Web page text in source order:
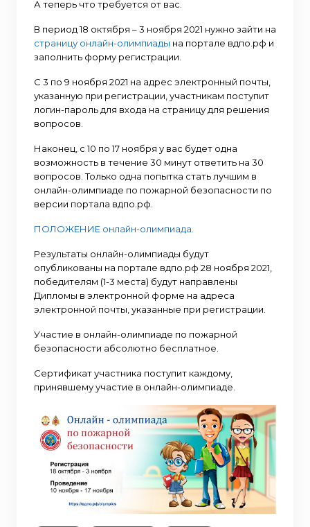
А теперь что требуется от вас.
В период 18 октября – 3 ноября 2021 нужно зайти на
страницу онлайн-олимпиады на портале вдпо.рф и
заполнить форму регистрации.
С 3 по 9 ноября 2021 на адрес электронный почты,
указанную при регистрации, участникам поступит
логин-пароль для входа на страницу для решения
вопросов.
Наконец, с 10 по 17 ноября у вас будет одна
возможность в течение 30 минут ответить на 30
вопросов. Только одна попытка стать лучшим в
онлайн-олимпиаде по пожарной безопасности по
версии портала вдпо.рф.
ПОЛОЖЕНИЕ онлайн-олимпиада.
Результаты онлайн-олимпиады будут
опубликованы на портале вдпо.рф 28 ноября 2021,
победителям (1-3 места) будут направлены
Дипломы в электронной форме на адреса
электронной почты, указанные при регистрации.
Участие в онлайн-олимпиаде по пожарной
безопасности абсолютно бесплатное.
Сертификат участника поступит каждому,
принявшему участие в онлайн-олимпиаде.